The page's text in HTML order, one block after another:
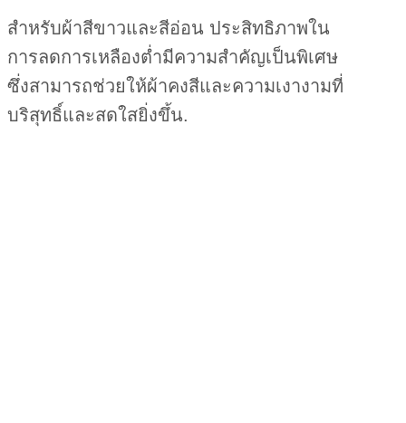
สำหรับผ้าสีขาวและสีอ่อน ประสิทธิภาพใน
การลดการเหลืองต่ำมีความสำคัญเป็นพิเศษ
ซึ่งสามารถช่วยให้ผ้าคงสีและความเงางามที่
บริสุทธิ์และสดใสยิ่งขึ้น.